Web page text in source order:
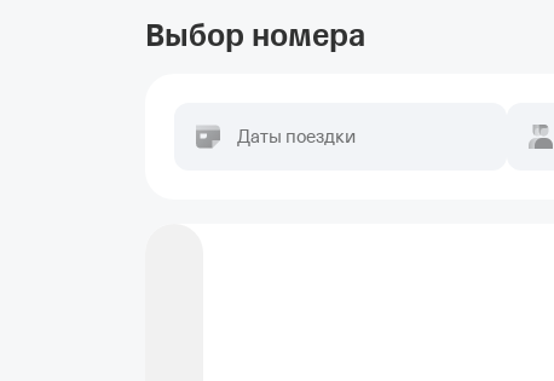
Выбор номера
Даты поездки